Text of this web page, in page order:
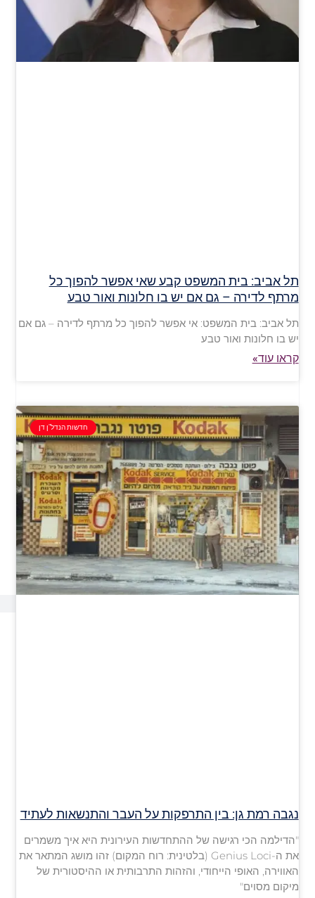
תל אביב: בית המשפט קבע שאי אפשר להפוך כל
מרתף לדירה – גם אם יש בו חלונות ואור טבע
תל אביב: בית המשפט: אי אפשר להפוך כל מרתף לדירה – גם אם
יש בו חלונות ואור טבע
קראו עוד»
חדשות הנדל"ן דן
נגבה רמת גן: בין התרפקות על העבר והתנשאות לעתיד
"הדילמה הכי רגישה של ההתחדשות העירונית היא איך משמרים
את ה-Genius Loci (בלטינית: רוח המקום) זהו מושג המתאר את
האווירה, האופי הייחודי, והזהות התרבותית או ההיסטורית של
מיקום מסוים"